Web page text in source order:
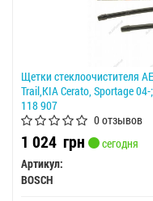
Щетки стеклоочистителя
Trail,KIA Cerato, Sportage
118 907
0 отзывов
1 024 грн
сегодня
Артикул:
BOSCH